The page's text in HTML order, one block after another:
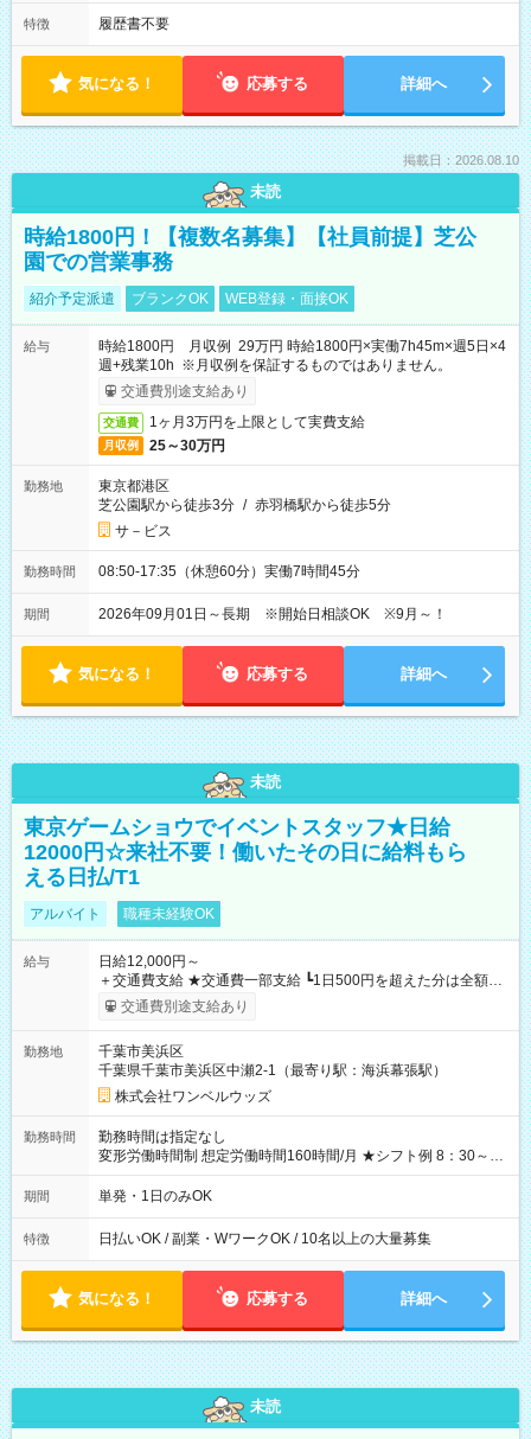
特徴 履歴書不要
気になる！ 応募する 詳細へ
掲載日：2026.08.10
未読
時給1800円！【複数名募集】【社員前提】芝公
園での営業事務
紹介予定派遣 ブランクOK WEB登録・面接OK
給与
時給1800円 月収例 29万円 時給1800円×実働7h45m×週5日×4
週+残業10h ※月収例を保証するものではありません。
交通費別途支給あり
交通費 1ヶ月3万円を上限として実費支給
月収例 25～30万円
勤務地
東京都港区
芝公園駅から徒歩3分 / 赤羽橋駅から徒歩5分
サ－ビス
勤務時間 08:50-17:35（休憩60分）実働7時間45分
期間 2026年09月01日～長期 ※開始日相談OK ※9月～！
気になる！ 応募する 詳細へ
未読
東京ゲームショウでイベントスタッフ★日給
12000円☆来社不要！働いたその日に給料もら
える日払/T1
アルバイト 職種未経験OK
給与
日給12,000円～
＋交通費支給 ★交通費一部支給 ┗1日500円を超えた分は全額支
給！ ※往復500円以内の方は自己負担となります ★日払いOK！
（規定あり） ┗働いたその日に現金GET♪ お仕事後はコンビニ
なし
交通費別途支給あり
勤務地
千葉市美浜区
千葉県千葉市美浜区中瀬2-1（最寄り駅：海浜幕張駅）
株式会社ワンベルウッズ
勤務時間
勤務時間は指定なし
変形労働時間制 想定労働時間160時間/月 ★シフト例 8：30～
19：00
期間 単発・1日のみOK
特徴 日払いOK / 副業・WワークOK / 10名以上の大量募集
気になる！ 応募する 詳細へ
未読